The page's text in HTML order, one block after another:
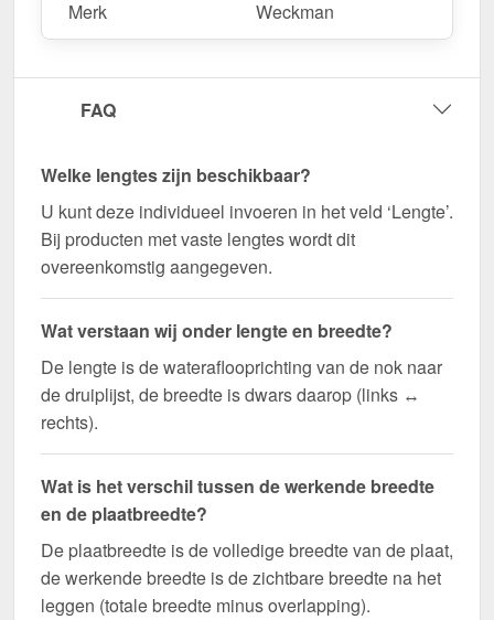
Merk
Weckman
FAQ
Welke lengtes zijn beschikbaar?
U kunt deze individueel invoeren in het veld ‘Lengte’.
Bij producten met vaste lengtes wordt dit
overeenkomstig aangegeven.
Wat verstaan wij onder lengte en breedte?
De lengte is de wateraflooprichting van de nok naar
de druiplijst, de breedte is dwars daarop (links ↔
rechts).
Wat is het verschil tussen de werkende breedte
en de plaatbreedte?
De plaatbreedte is de volledige breedte van de plaat,
de werkende breedte is de zichtbare breedte na het
leggen (totale breedte minus overlapping).